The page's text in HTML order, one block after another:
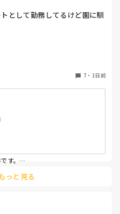
として勤務してるけど園に馴
。。
ろう。。
ようにしてる。
時もあれば、話したくない
、喋れない時がある。みんな
思う。
ら、扶養内は106万だけにな
しなきゃいけないみた
なに働けない。。
痛いし、疲れました。
しょうか？
7 ・ 1日前
す。
行の「従業員数51人以上」の要
っと見る